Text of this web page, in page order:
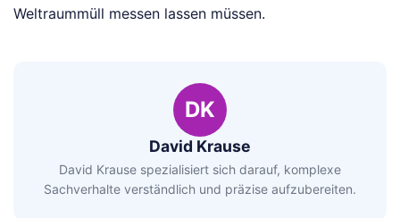
Weltraummüll messen lassen müssen.
DK
David Krause
David Krause spezialisiert sich darauf, komplexe
Sachverhalte verständlich und präzise aufzubereiten.